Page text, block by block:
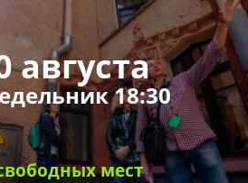
августа
18:30
мест